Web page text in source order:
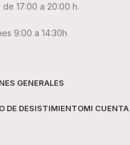
de 17:00 a 20:00 h.
9:00 a 14:30h
GENERALES
DE DESISTIMIENTOMI CUENTA